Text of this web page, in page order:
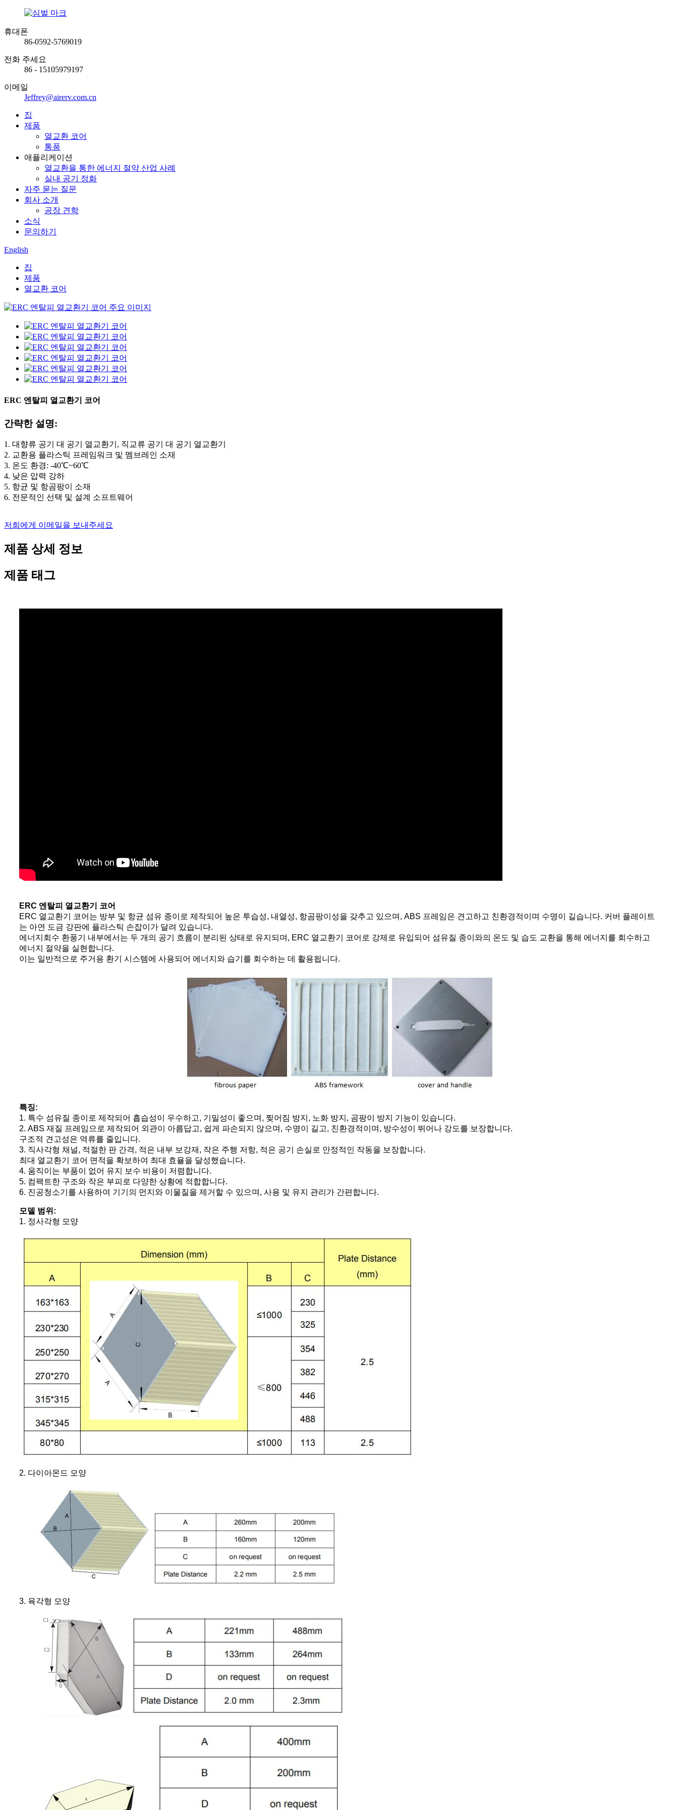
휴대폰
86-0592-5769019
전화 주세요
86 - 15105979197
이메일
Jeffrey@airerv.com.cn
집
제품
열교환 코어
통풍
애플리케이션
열교환을 통한 에너지 절약 산업 사례
실내 공기 정화
자주 묻는 질문
회사 소개
공장 견학
소식
문의하기
English
집
제품
열교환 코어
ERC 엔탈피 열교환기 코어
간략한 설명:
1. 대향류 공기 대 공기 열교환기, 직교류 공기 대 공기 열교환기
2. 교환용 플라스틱 프레임워크 및 멤브레인 소재
3. 온도 환경: -40℃~60℃
4. 낮은 압력 강하
5. 항균 및 항곰팡이 소재
6. 전문적인 선택 및 설계 소프트웨어
저희에게 이메일을 보내주세요
제품 상세 정보
제품 태그
ERC 엔탈피 열교환기 코어
ERC 열교환기 코어는 방부 및 항균 섬유 종이로 제작되어 높은 투습성, 내열성, 항곰팡이성을 갖추고 있으며, ABS 프레임은 견고하고 친환경적이며 수명이 길습니다. 커버 플레이트
는 아연 도금 강판에 플라스틱 손잡이가 달려 있습니다.
에너지회수 환풍기 내부에서는 두 개의 공기 흐름이 분리된 상태로 유지되며, ERC 열교환기 코어로 강제로 유입되어 섬유질 종이와의 온도 및 습도 교환을 통해 에너지를 회수하고
에너지 절약을 실현합니다.
이는 일반적으로 주거용 환기 시스템에 사용되어 에너지와 습기를 회수하는 데 활용됩니다.
특징:
1. 특수 섬유질 종이로 제작되어 흡습성이 우수하고, 기밀성이 좋으며, 찢어짐 방지, 노화 방지, 곰팡이 방지 기능이 있습니다.
2. ABS 재질 프레임으로 제작되어 외관이 아름답고, 쉽게 파손되지 않으며, 수명이 길고, 친환경적이며, 방수성이 뛰어나 강도를 보장합니다.
구조적 견고성은 역류를 줄입니다.
3. 직사각형 채널, 적절한 판 간격, 적은 내부 보강재, 작은 주행 저항, 적은 공기 손실로 안정적인 작동을 보장합니다.
최대 열교환기 코어 면적을 확보하여 최대 효율을 달성했습니다.
4. 움직이는 부품이 없어 유지 보수 비용이 저렴합니다.
5. 컴팩트한 구조와 작은 부피로 다양한 상황에 적합합니다.
6. 진공청소기를 사용하여 기기의 먼지와 이물질을 제거할 수 있으며, 사용 및 유지 관리가 간편합니다.
모델 범위:
1. 정사각형 모양
2. 다이아몬드 모양
3. 육각형 모양